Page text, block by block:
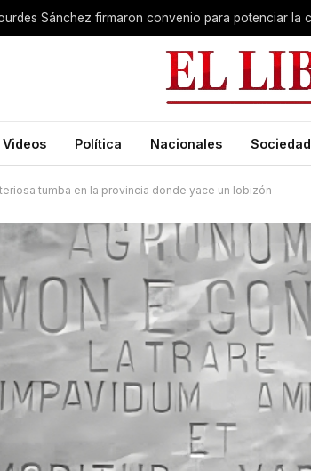
Videos Política Nacionales Sociedad
tumba en la provincia donde yace un lobizón